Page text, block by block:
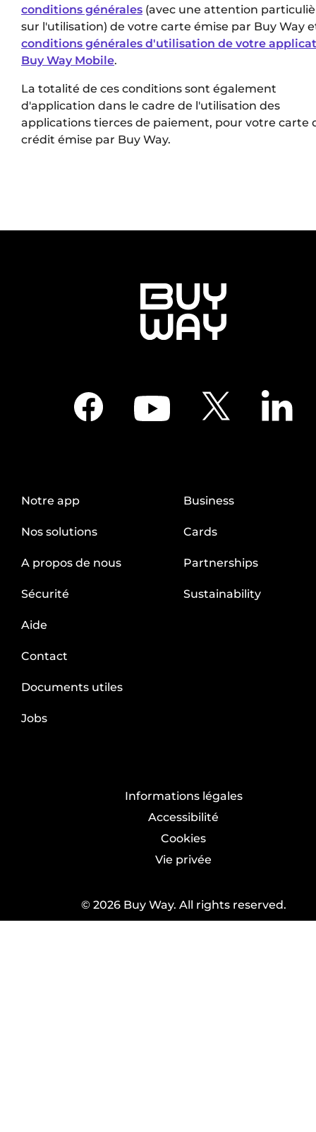
conditions générales (avec une attention
sur l'utilisation) de votre carte émise par Buy Way
conditions générales d'utilisation de votre
Buy Way Mobile.
La totalité de ces conditions sont également
d'application dans le cadre de l'utilisation des
applications tierces de paiement, pour votre carte
crédit émise par Buy Way.
Notre app
Nos solutions
A propos de nous
Sécurité
Business
Cards
Partnerships
Sustainability
Aide
Contact
Documents utiles
Jobs
Informations légales
Accessibilité
Cookies
Vie privée
© 2026 Buy Way. All rights reserved.